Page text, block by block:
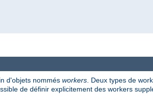
d'objets nommés workers . Deux types de
de définir explicitement des workers